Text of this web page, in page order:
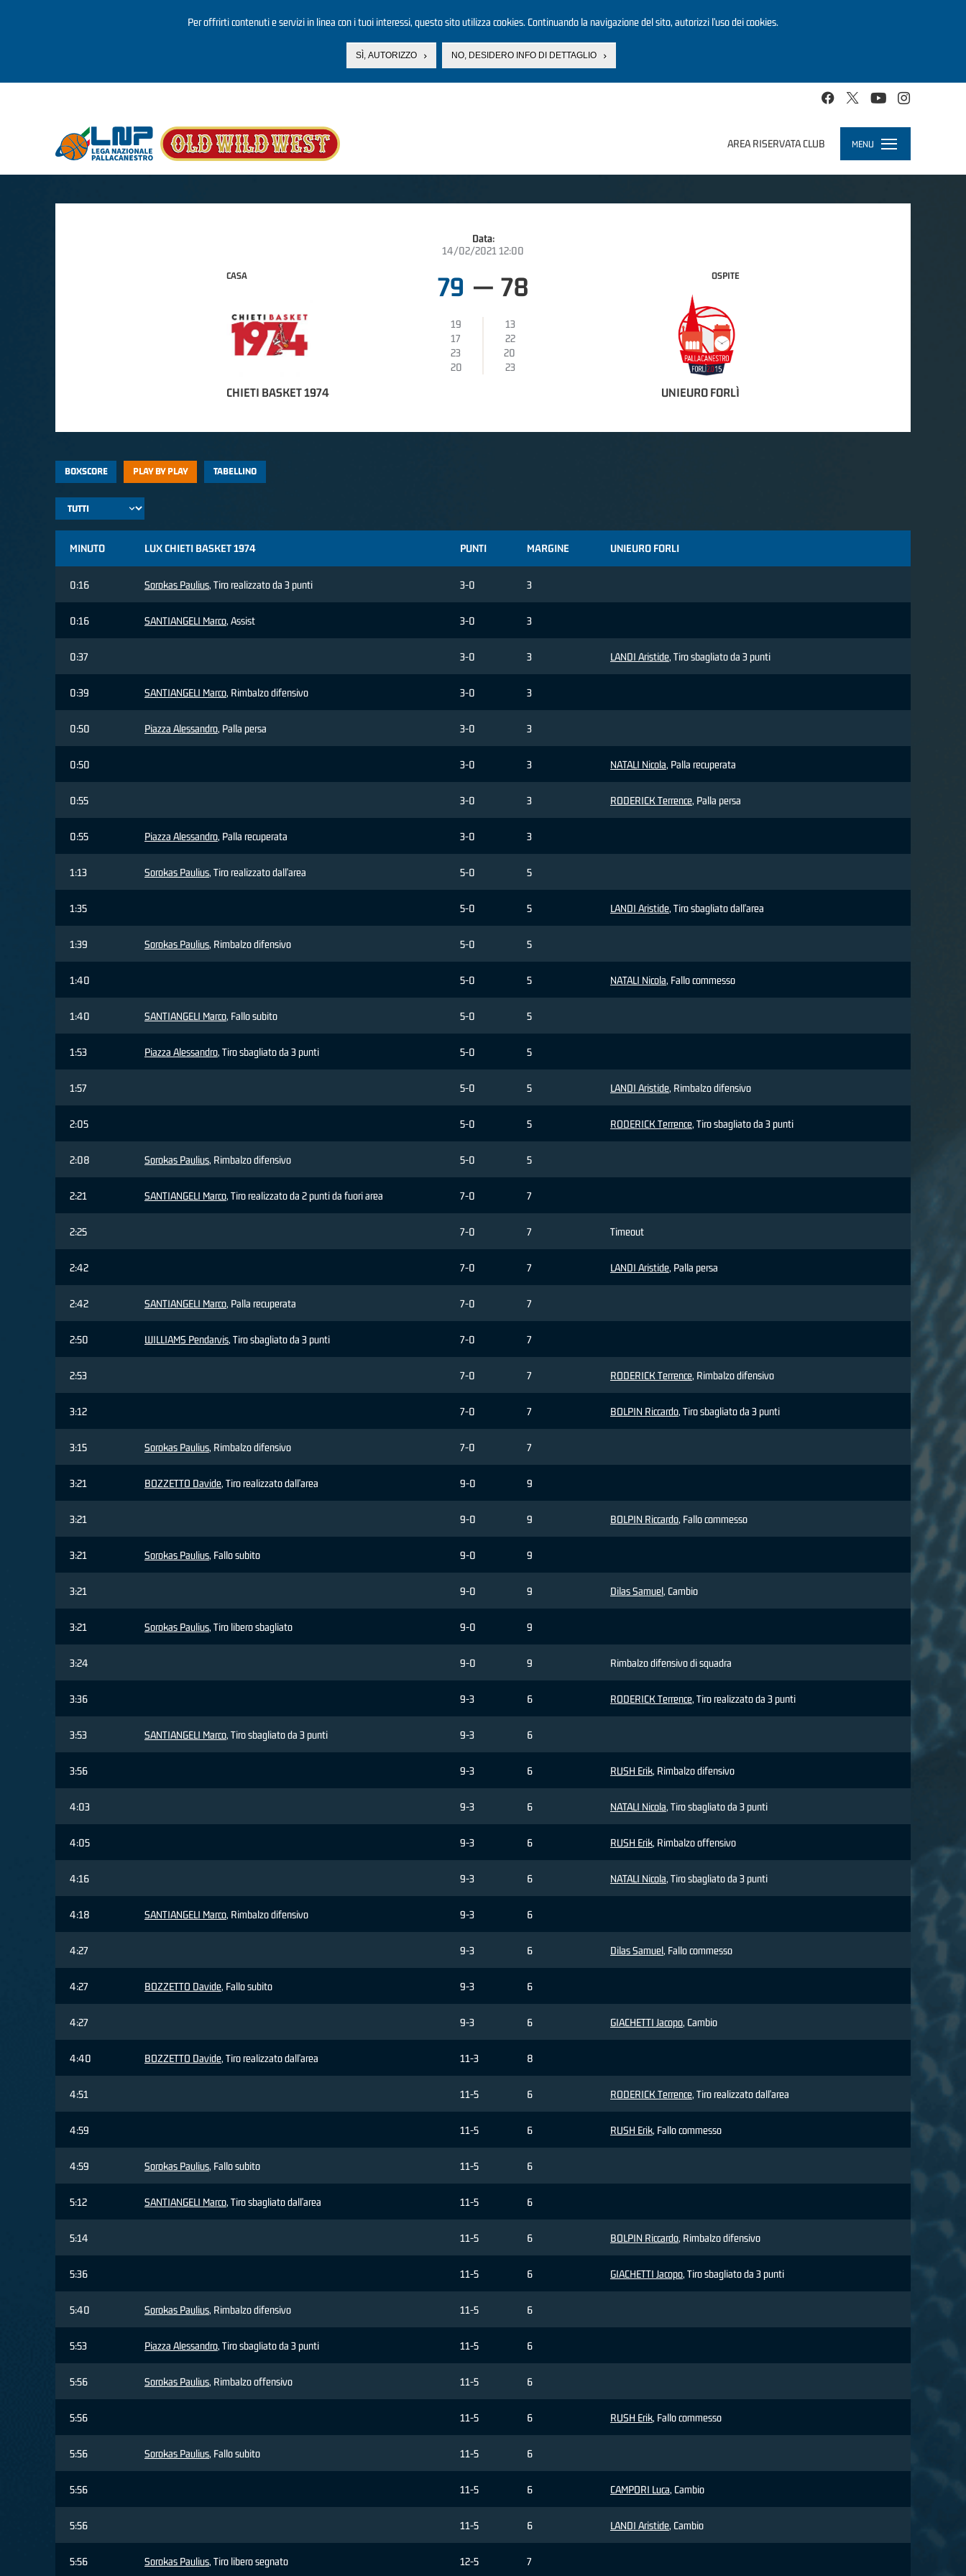
Per offrirti contenuti e servizi in linea con i tuoi interessi, questo sito utilizza cookies. Continuando la navigazione del sito, autorizzi l’uso dei cookies.
SÌ, AUTORIZZO NO, DESIDERO INFO DI DETTAGLIO
AREA RISERVATA CLUB MENU
Toggle
navigation
Data:
14/02/2021 12:00
CASA
CHIETI BASKET 1974
79 — 78
19
13
17
22
23
20
20
23
OSPITE
UNIEURO FORLÌ
BOXSCORE PLAY BY PLAY TABELLINO
MINUTO LUX CHIETI BASKET 1974 PUNTI MARGINE UNIEURO FORLI
0:16 Sorokas Paulius, Tiro realizzato da 3 punti 3-0 3
0:16 SANTIANGELI Marco, Assist 3-0 3
0:37 3-0 3 LANDI Aristide, Tiro sbagliato da 3 punti
0:39 SANTIANGELI Marco, Rimbalzo difensivo 3-0 3
0:50 Piazza Alessandro, Palla persa 3-0 3
0:50 3-0 3 NATALI Nicola, Palla recuperata
0:55 3-0 3 RODERICK Terrence, Palla persa
0:55 Piazza Alessandro, Palla recuperata 3-0 3
1:13 Sorokas Paulius, Tiro realizzato dall'area 5-0 5
1:35 5-0 5 LANDI Aristide, Tiro sbagliato dall'area
1:39 Sorokas Paulius, Rimbalzo difensivo 5-0 5
1:40 5-0 5 NATALI Nicola, Fallo commesso
1:40 SANTIANGELI Marco, Fallo subito 5-0 5
1:53 Piazza Alessandro, Tiro sbagliato da 3 punti 5-0 5
1:57 5-0 5 LANDI Aristide, Rimbalzo difensivo
2:05 5-0 5 RODERICK Terrence, Tiro sbagliato da 3 punti
2:08 Sorokas Paulius, Rimbalzo difensivo 5-0 5
2:21 SANTIANGELI Marco, Tiro realizzato da 2 punti da fuori area 7-0 7
2:25 7-0 7 Timeout
2:42 7-0 7 LANDI Aristide, Palla persa
2:42 SANTIANGELI Marco, Palla recuperata 7-0 7
2:50 WILLIAMS Pendarvis, Tiro sbagliato da 3 punti 7-0 7
2:53 7-0 7 RODERICK Terrence, Rimbalzo difensivo
3:12 7-0 7 BOLPIN Riccardo, Tiro sbagliato da 3 punti
3:15 Sorokas Paulius, Rimbalzo difensivo 7-0 7
3:21 BOZZETTO Davide, Tiro realizzato dall'area 9-0 9
3:21 9-0 9 BOLPIN Riccardo, Fallo commesso
3:21 Sorokas Paulius, Fallo subito 9-0 9
3:21 9-0 9 Dilas Samuel, Cambio
3:21 Sorokas Paulius, Tiro libero sbagliato 9-0 9
3:24 9-0 9 Rimbalzo difensivo di squadra
3:36 9-3 6 RODERICK Terrence, Tiro realizzato da 3 punti
3:53 SANTIANGELI Marco, Tiro sbagliato da 3 punti 9-3 6
3:56 9-3 6 RUSH Erik, Rimbalzo difensivo
4:03 9-3 6 NATALI Nicola, Tiro sbagliato da 3 punti
4:05 9-3 6 RUSH Erik, Rimbalzo offensivo
4:16 9-3 6 NATALI Nicola, Tiro sbagliato da 3 punti
4:18 SANTIANGELI Marco, Rimbalzo difensivo 9-3 6
4:27 9-3 6 Dilas Samuel, Fallo commesso
4:27 BOZZETTO Davide, Fallo subito 9-3 6
4:27 9-3 6 GIACHETTI Jacopo, Cambio
4:40 BOZZETTO Davide, Tiro realizzato dall'area 11-3 8
4:51 11-5 6 RODERICK Terrence, Tiro realizzato dall'area
4:59 11-5 6 RUSH Erik, Fallo commesso
4:59 Sorokas Paulius, Fallo subito 11-5 6
5:12 SANTIANGELI Marco, Tiro sbagliato dall'area 11-5 6
5:14 11-5 6 BOLPIN Riccardo, Rimbalzo difensivo
5:36 11-5 6 GIACHETTI Jacopo, Tiro sbagliato da 3 punti
5:40 Sorokas Paulius, Rimbalzo difensivo 11-5 6
5:53 Piazza Alessandro, Tiro sbagliato da 3 punti 11-5 6
5:56 Sorokas Paulius, Rimbalzo offensivo 11-5 6
5:56 11-5 6 RUSH Erik, Fallo commesso
5:56 Sorokas Paulius, Fallo subito 11-5 6
5:56 11-5 6 CAMPORI Luca, Cambio
5:56 11-5 6 LANDI Aristide, Cambio
5:56 Sorokas Paulius, Tiro libero segnato 12-5 7